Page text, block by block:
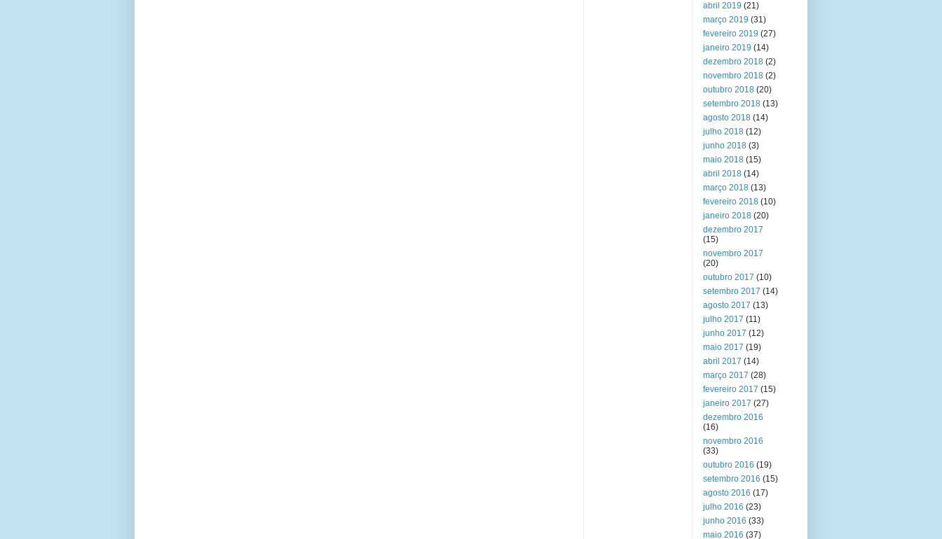
abril 2019 (21)
março 2019 (31)
fevereiro 2019 (27)
janeiro 2019 (14)
dezembro 2018 (2)
novembro 2018 (2)
outubro 2018 (20)
setembro 2018 (13)
agosto 2018 (14)
julho 2018 (12)
junho 2018 (3)
maio 2018 (15)
abril 2018 (14)
março 2018 (13)
fevereiro 2018 (10)
janeiro 2018 (20)
dezembro 2017
(15)
novembro 2017
(20)
outubro 2017 (10)
setembro 2017 (14)
agosto 2017 (13)
julho 2017 (11)
junho 2017 (12)
maio 2017 (19)
abril 2017 (14)
março 2017 (28)
fevereiro 2017 (15)
janeiro 2017 (27)
dezembro 2016
(16)
novembro 2016
(33)
outubro 2016 (19)
setembro 2016 (15)
agosto 2016 (17)
julho 2016 (23)
junho 2016 (33)
maio 2016 (37)